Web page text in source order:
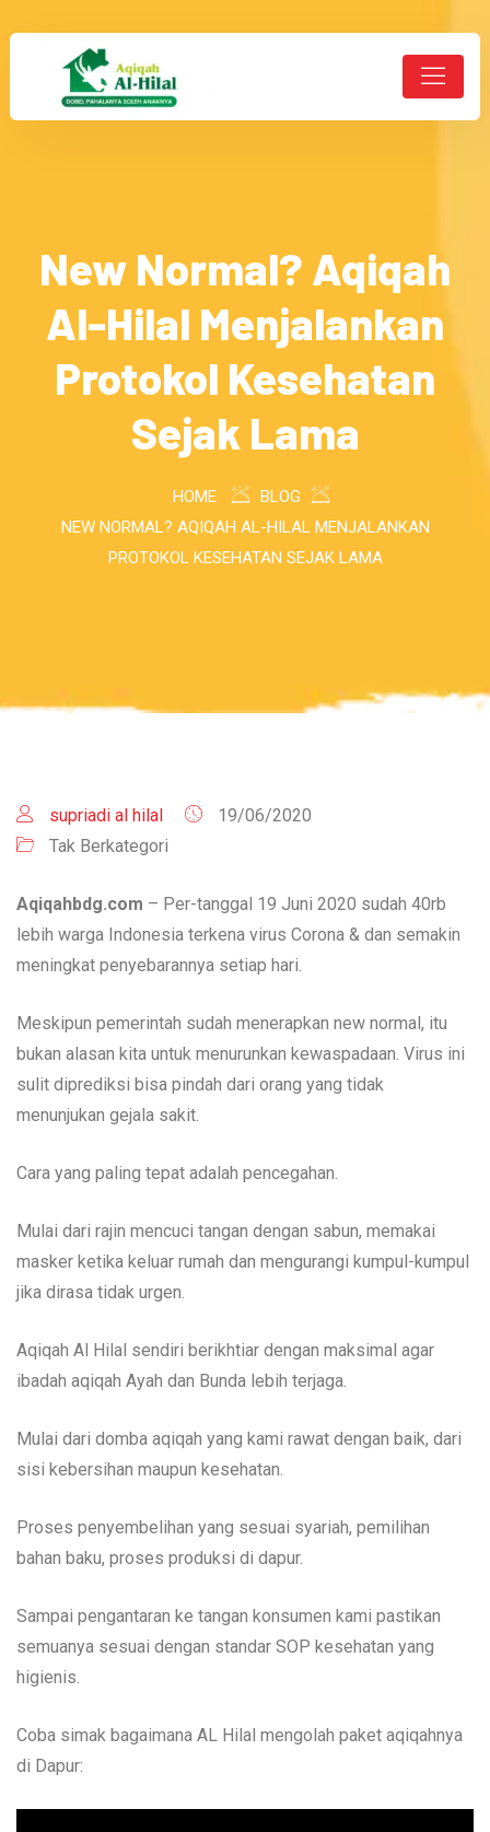
New Normal? Aqiqah
Al-Hilal Menjalankan
Protokol Kesehatan
Sejak Lama
HOME
BLOG
NEW NORMAL? AQIQAH AL-HILAL MENJALANKAN
PROTOKOL KESEHATAN SEJAK LAMA
supriadi al hilal
19/06/2020
Tak Berkategori
Aqiqahbdg.com – Per-tanggal 19 Juni 2020 sudah 40rb
lebih warga Indonesia terkena virus Corona & dan semakin
meningkat penyebarannya setiap hari.
Meskipun pemerintah sudah menerapkan new normal, itu
bukan alasan kita untuk menurunkan kewaspadaan. Virus ini
sulit diprediksi bisa pindah dari orang yang tidak
menunjukan gejala sakit.
Cara yang paling tepat adalah pencegahan.
Mulai dari rajin mencuci tangan dengan sabun, memakai
masker ketika keluar rumah dan mengurangi kumpul-kumpul
jika dirasa tidak urgen.
Aqiqah Al Hilal sendiri berikhtiar dengan maksimal agar
ibadah aqiqah Ayah dan Bunda lebih terjaga.
Mulai dari domba aqiqah yang kami rawat dengan baik, dari
sisi kebersihan maupun kesehatan.
Proses penyembelihan yang sesuai syariah, pemilihan
bahan baku, proses produksi di dapur.
Sampai pengantaran ke tangan konsumen kami pastikan
semuanya sesuai dengan standar SOP kesehatan yang
higienis.
Coba simak bagaimana AL Hilal mengolah paket aqiqahnya
di Dapur: